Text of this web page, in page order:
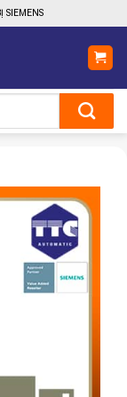
SIEMENS